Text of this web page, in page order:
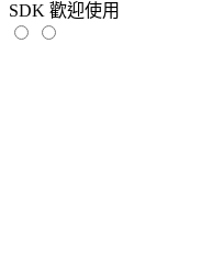
SDK 歡迎使用